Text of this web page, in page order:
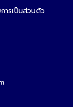
ารเป็นส่วนตัว